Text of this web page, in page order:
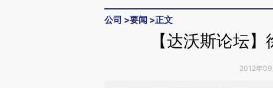
公司 >要闻 >正文
【达沃斯论坛
2012年09